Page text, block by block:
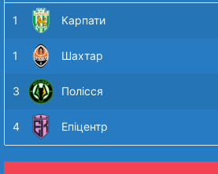
1 Карпати
1 Шахтар
3 Полісся
4 Епіцентр